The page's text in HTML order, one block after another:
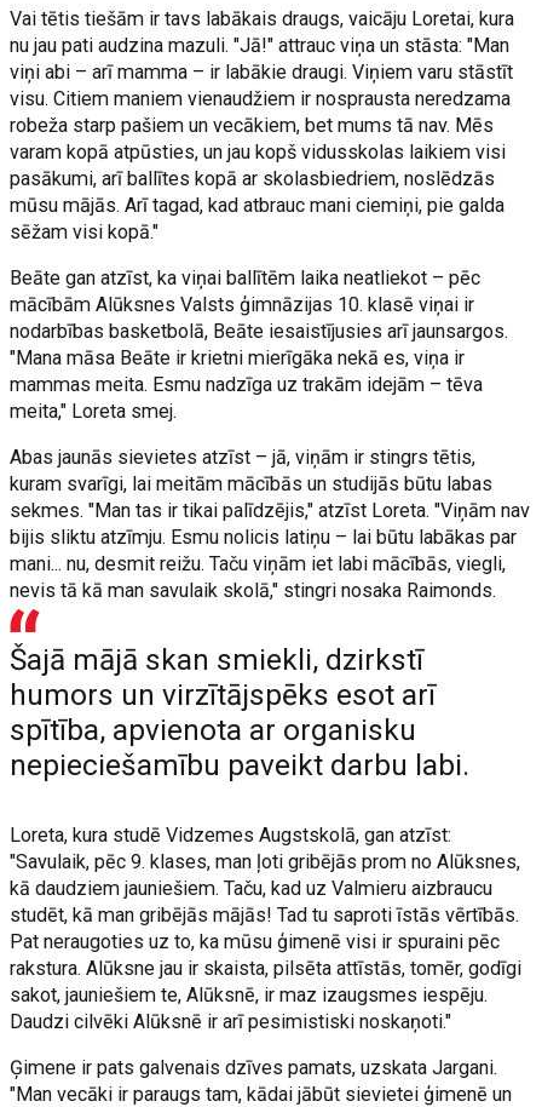
Vai tētis tiešām ir tavs labākais draugs, vaicāju Loretai, kura
nu jau pati audzina mazuli. "Jā!" attrauc viņa un stāsta: "Man
viņi abi – arī mamma – ir labākie draugi. Viņiem varu stāstīt
visu. Citiem maniem vienaudžiem ir nosprausta neredzama
robeža starp pašiem un vecākiem, bet mums tā nav. Mēs
varam kopā atpūsties, un jau kopš vidusskolas laikiem visi
pasākumi, arī ballītes kopā ar skolasbiedriem, noslēdzās
mūsu mājās. Arī tagad, kad atbrauc mani ciemiņi, pie galda
sēžam visi kopā."
Beāte gan atzīst, ka viņai ballītēm laika neatliekot – pēc
mācībām Alūksnes Valsts ģimnāzijas 10. klasē viņai ir
nodarbības basketbolā, Beāte iesaistījusies arī jaunsargos.
"Mana māsa Beāte ir krietni mierīgāka nekā es, viņa ir
mammas meita. Esmu nadzīga uz trakām idejām – tēva
meita," Loreta smej.
Abas jaunās sievietes atzīst – jā, viņām ir stingrs tētis,
kuram svarīgi, lai meitām mācībās un studijās būtu labas
sekmes. "Man tas ir tikai palīdzējis," atzīst Loreta. "Viņām nav
bijis sliktu atzīmju. Esmu nolicis latiņu – lai būtu labākas par
mani... nu, desmit reižu. Taču viņām iet labi mācībās, viegli,
nevis tā kā man savulaik skolā," stingri nosaka Raimonds.
Šajā mājā skan smiekli, dzirkstī
humors un virzītājspēks esot arī
spītība, apvienota ar organisku
nepieciešamību paveikt darbu labi.
Loreta, kura studē Vidzemes Augstskolā, gan atzīst:
"Savulaik, pēc 9. klases, man ļoti gribējās prom no Alūksnes,
kā daudziem jauniešiem. Taču, kad uz Valmieru aizbraucu
studēt, kā man gribējās mājās! Tad tu saproti īstās vērtībās.
Pat neraugoties uz to, ka mūsu ģimenē visi ir spuraini pēc
rakstura. Alūksne jau ir skaista, pilsēta attīstās, tomēr, godīgi
sakot, jauniešiem te, Alūksnē, ir maz izaugsmes iespēju.
Daudzi cilvēki Alūksnē ir arī pesimistiski noskaņoti."
Ģimene ir pats galvenais dzīves pamats, uzskata Jargani.
"Man vecāki ir paraugs tam, kādai jābūt sievietei ģimenē un